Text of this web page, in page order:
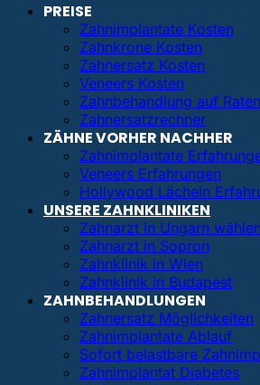
PREISE
Zahnimplantate Kosten
Zahnkrone Kosten
Zahnersatz Kosten
Veneers Kosten
Zahnbehandlung auf Raten
Zahnersatzrechner
ZÄHNE VORHER NACHHER
Zahnimplantate
Veneers Erfahrungen
Hollywood Lächeln
UNSERE ZAHNKLINIKEN
Zahnarzt in Ungarn
Zahnarzt in Sopron
Zahnklinik in Wien
Zahnklinik in Budapest
ZAHNBEHANDLUNGEN
Zahnersatz Möglichkeiten
Zahnimplantate Ablauf
Sofort belastbare
Zahnimplantat Diabetes